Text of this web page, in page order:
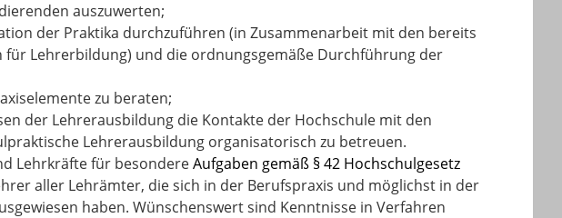
auszuwerten;
der Praktika durchzuführen (in Zusammenarbeit mit den bereits
Lehrerbildung) und die ordnungsgemäße Durchführung der
zu beraten;
der Lehrerausbildung die Kontakte der Hochschule mit den
Lehrerausbildung organisatorisch zu betreuen.
Lehrkräfte für besondereAufgaben gemäß § 42 Hochschulgesetz
aller Lehrämter, die sich in der Berufspraxis und möglichst in der
haben. Wünschenswert sind Kenntnisse in Verfahren